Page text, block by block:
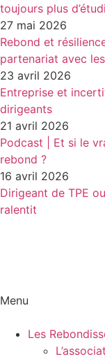
toujours plus
27 mai 2026
Rebond et
partenariat avec
23 avril 2026
Entreprise et
dirigeants
21 avril 2026
Podcast | Et si le
rebond ?
16 avril 2026
Dirigeant de TPE
ralentit
Menu
Les